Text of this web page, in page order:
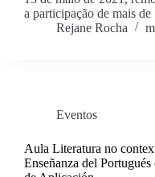
a participação de mais
Rejane Rocha
Eventos
Aula Literatura no
Enseñanza del